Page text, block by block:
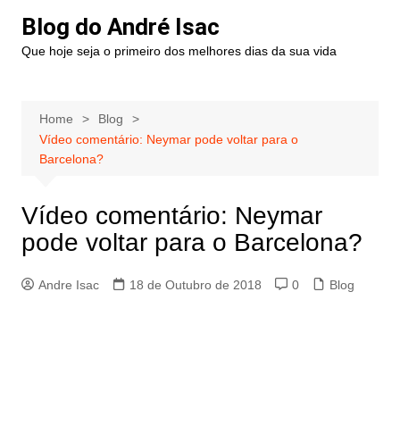
Blog do André Isac
Que hoje seja o primeiro dos melhores dias da sua vida
Home
Blog
Vídeo comentário: Neymar pode voltar para o
Barcelona?
Vídeo comentário: Neymar
pode voltar para o Barcelona?
Andre Isac 18 de Outubro de 2018 0 Blog